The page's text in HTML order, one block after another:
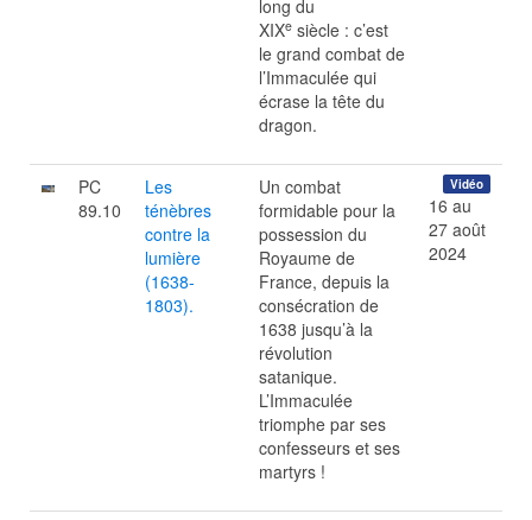
long du
XIXe siècle : c’est
le grand combat de
l’Immaculée qui
écrase la tête du
dragon.
PC
89.10
Les
ténèbres
contre la
lumière
(1638-
1803).
Un combat
formidable pour la
possession du
Royaume de
France, depuis la
consécration de
1638 jusqu’à la
révolution
satanique.
L’Immaculée
triomphe par ses
confesseurs et ses
martyrs !
Vidéo
16 au
27 août
2024